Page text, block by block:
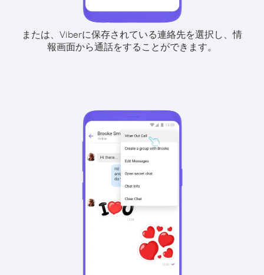
または、Viberに保存されている連絡先を選択し、情
報画面から通話をすることができます。